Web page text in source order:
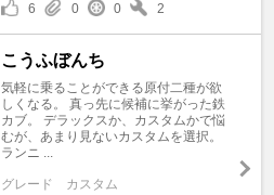
6 0 0 2
こうふぼんち
気軽に乗ることができる原付二種が欲
しくなる。 真っ先に候補に挙がった鉄
カブ。 デラックスか、カスタムかで悩
むが、あまり見ないカスタムを選択。
ランニ ...
グレード カスタム